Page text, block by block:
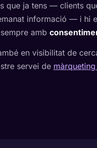
que ja tens — clients
informació — i hi
amb
en visibilitat de
servei de